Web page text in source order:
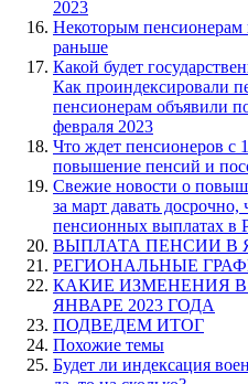
2023
Некоторым пенсионерам
раньше
Какой будет
Как проиндексировали
пенсионерам объявили
февраля 2023
Что ждет пенсионеров с
повышение пенсий и
Свежие новости о
за март давать досрочно,
пенсионных выплатах в
ВЫПЛАТА ПЕНСИИ В
РЕГИОНАЛЬНЫЕ
КАКИЕ ИЗМЕНЕНИЯ
ЯНВАРЕ 2023 ГОДА
ПОДВЕДЕМ ИТОГ
Похожие темы
Будет ли индексация